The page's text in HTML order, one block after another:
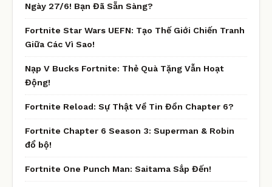
Ngày 27/6! Bạn Đã Sẵn Sàng?
Fortnite Star Wars UEFN: Tạo Thế Giới Chiến Tranh
Giữa Các Vì Sao!
Nạp V Bucks Fortnite: Thẻ Quà Tặng Vẫn Hoạt
Động!
Fortnite Reload: Sự Thật Về Tin Đồn Chapter 6?
Fortnite Chapter 6 Season 3: Superman & Robin
đổ bộ!
Fortnite One Punch Man: Saitama Sắp Đến!